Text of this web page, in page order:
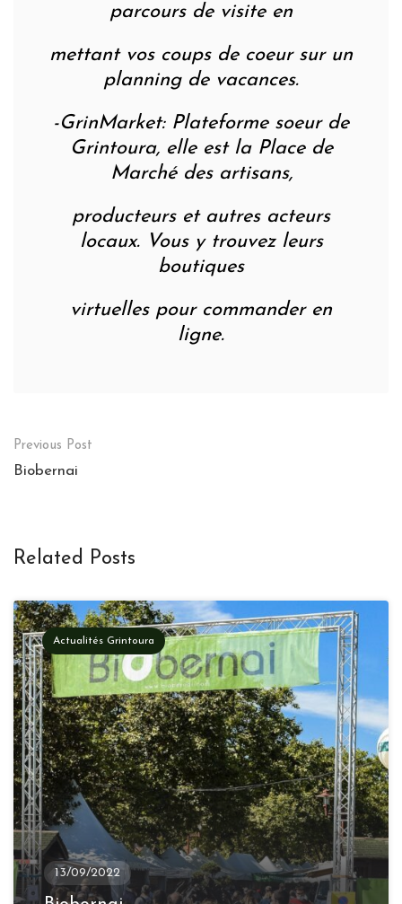
parcours de visite en
mettant vos coups de coeur sur un
planning de vacances.
-GrinMarket: Plateforme soeur de
Grintoura, elle est la Place de
Marché des artisans,
producteurs et autres acteurs
locaux. Vous y trouvez leurs
boutiques
virtuelles pour commander en
ligne.
Post
navigation
Previous Post
Biobernai
Related Posts
Actualités Grintoura
13/09/2022